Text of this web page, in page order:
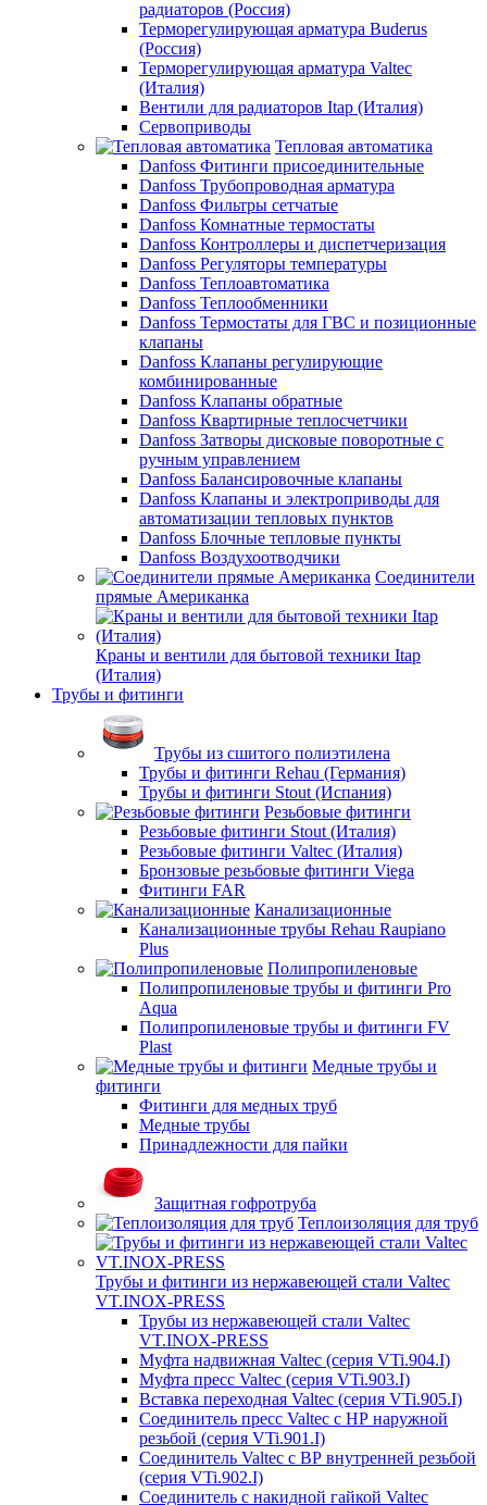
радиаторов (Россия)
Терморегулирующая арматура Buderus
(Россия)
Терморегулирующая арматура Valtec
(Италия)
Вентили для радиаторов Itap (Италия)
Сервоприводы
Тепловая автоматика
Danfoss Фитинги присоединительные
Danfoss Трубопроводная арматура
Danfoss Фильтры сетчатые
Danfoss Комнатные термостаты
Danfoss Контроллеры и диспетчеризация
Danfoss Регуляторы температуры
Danfoss Теплоавтоматика
Danfoss Теплообменники
Danfoss Термостаты для ГВС и позиционные
клапаны
Danfoss Клапаны регулирующие
комбинированные
Danfoss Клапаны обратные
Danfoss Квартирные теплосчетчики
Danfoss Затворы дисковые поворотные с
ручным управлением
Danfoss Балансировочные клапаны
Danfoss Клапаны и электроприводы для
автоматизации тепловых пунктов
Danfoss Блочные тепловые пункты
Danfoss Воздухоотводчики
Соединители
прямые Американка
Краны и вентили для бытовой техники Itap
(Италия)
Трубы и фитинги
Трубы из сшитого полиэтилена
Трубы и фитинги Rehau (Германия)
Трубы и фитинги Stout (Испания)
Резьбовые фитинги
Резьбовые фитинги Stout (Италия)
Резьбовые фитинги Valtec (Италия)
Бронзовые резьбовые фитинги Viega
Фитинги FAR
Канализационные
Канализационные трубы Rehau Raupiano
Plus
Полипропиленовые
Полипропиленовые трубы и фитинги Pro
Aqua
Полипропиленовые трубы и фитинги FV
Plast
Медные трубы и
фитинги
Фитинги для медных труб
Медные трубы
Принадлежности для пайки
Защитная гофротруба
Теплоизоляция для труб
Трубы и фитинги из нержавеющей стали Valtec
VT.INOX-PRESS
Трубы из нержавеющей стали Valtec
VT.INOX-PRESS
Муфта надвижная Valtec (серия VTi.904.I)
Муфта пресс Valtec (серия VTi.903.I)
Вставка переходная Valtec (серия VTi.905.I)
Соединитель пресс Valtec с НР наружной
резьбой (серия VTi.901.I)
Соединитель Valtec с ВР внутренней резьбой
(серия VTi.902.I)
Соединитель с накидной гайкой Valtec